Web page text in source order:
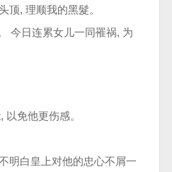
顶, 理顺我的黑髮。
今日连累女儿一同罹祸, 为
免他更伤感。
明白皇上对他的忠心不屑一